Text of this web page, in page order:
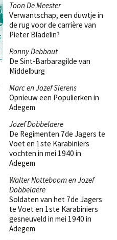
Toon De Meester
Verwantschap, een duwtje in
de rug voor de carrière van
Pieter Bladelin?
Ronny Debbaut
De Sint-Barbaragilde van
Middelburg
Marc en Jozef Sierens
Opnieuw een Populierken in
Adegem
Jozef Dobbelaere
De Regimenten 7de Jagers te
Voet en 1ste Karabiniers
vochten in mei 1940 in
Adegem
Walter Notteboom en Jozef
Dobbelaere
Soldaten van het 7de Jagers
te Voet en 1ste Karabiniers
gesneuveld in mei 1940 in
Adegem